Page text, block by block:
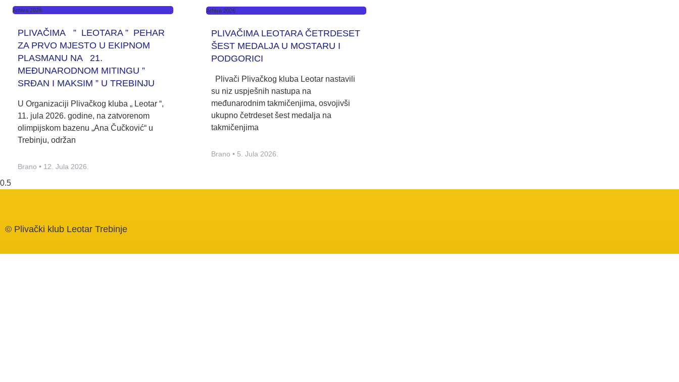
Arhiva 2026
PLIVAČIMA ” LEOTARA ” PEHAR
ZA PRVO MJESTO U EKIPNOM
PLASMANU NA 21.
MEĐUNARODNOM MITINGU ”
SRĐAN I MAKSIM ” U TREBINJU
U Organizaciji Plivačkog kluba „ Leotar “,
11. jula 2026. godine, na zatvorenom
olimpijskom bazenu „Ana Čučković“ u
Trebinju, održan
Brano 12. Jula 2026.
Arhiva 2026
PLIVAČIMA LEOTARA ČETRDESET
ŠEST MEDALJA U MOSTARU I
PODGORICI
Plivači Plivačkog kluba Leotar nastavili
su niz uspješnih nastupa na
međunarodnim takmičenjima, osvojivši
ukupno četrdeset šest medalja na
takmičenjima
Brano 5. Jula 2026.
© Plivački klub Leotar Trebinje